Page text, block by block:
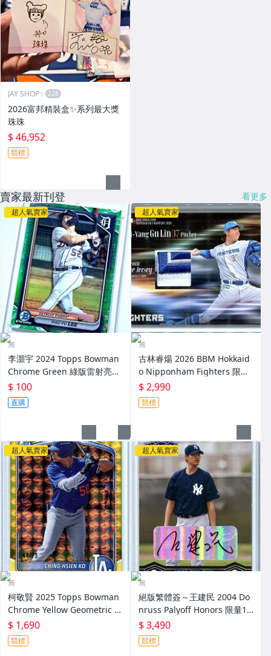
JAY SHOP✨
2026富邦精裝盒✨系列最大獎
珠珠
$ 46,952
競標
賣家最新刊登 看更多
超人氣賣家
無
李灝宇 2024 Topps Bowman
Chrome Green 綠版雷射亮面
球卡～
$ 100
直購
超人氣賣家
無
古林睿煬 2026 BBM Hokkaid
o Nipponham Fighters 限量
30張新人實戰多色 Patch主場
球衣卡 RC～
$ 2,990
競標
超人氣賣家
無
柯敬賢 2025 Topps Bowman
Chrome Yellow Geometric R
efractor 限量75張黃亮新人卡
RC～
$ 1,690
競標
超人氣賣家
無
絕版繁體簽～王建民 2004 Do
nruss Palyoff Honors 限量10
0張簽名卡～
$ 3,490
競標